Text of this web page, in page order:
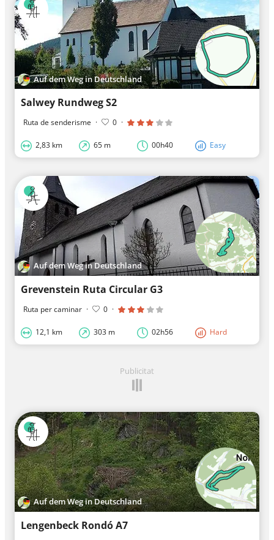
Auf dem Weg in Deutschland
Salwey Rundweg S2
Ruta de senderisme · 0 ·
2,83 km 65 m 00h40 Easy
Auf dem Weg in Deutschland
Grevenstein Ruta Circular G3
Ruta per caminar · 0 ·
12,1 km 303 m 02h56 Hard
Publicitat
Auf dem Weg in Deutschland
Lengenbeck Rondó A7